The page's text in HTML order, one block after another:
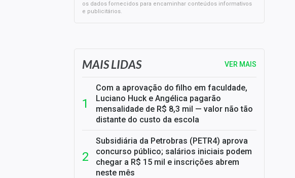
os dados fornecidos para encaminhar conteúdos informativos
e publicitários.
SELIC em 14%: A repercussão da decisão sobre os JUROS
MAIS LIDAS VER MAIS
Com a aprovação do filho em faculdade,
Luciano Huck e Angélica pagarão
mensalidade de R$ 8,3 mil — valor não tão
distante do custo da escola
Subsidiária da Petrobras (PETR4) aprova
concurso público; salários iniciais podem
chegar a R$ 15 mil e inscrições abrem
neste mês